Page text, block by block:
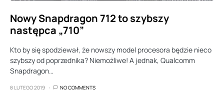
Nowy Snapdragon 712 to szybszy
następca „710”
Kto by się spodziewał, że nowszy model procesora będzie nieco
szybszy od poprzednika? Niemożliwe! A jednak, Qualcomm
Snapdragon…
8 LUTEGO 2019 NO COMMENTS